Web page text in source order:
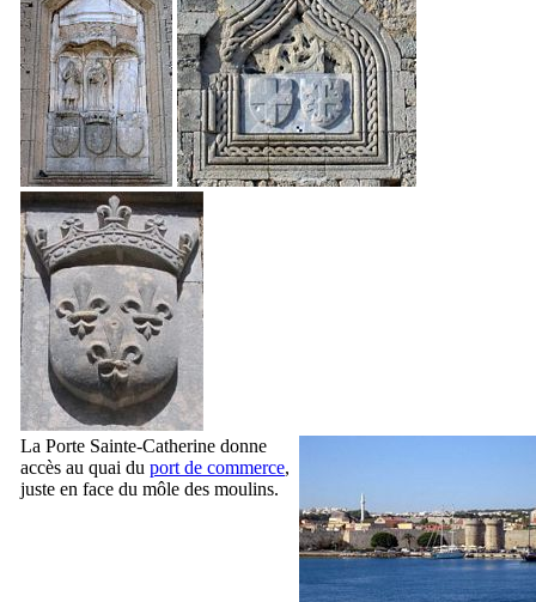
La Porte Sainte-Catherine donne
accès au quai du port de commerce,
juste en face du môle des moulins.